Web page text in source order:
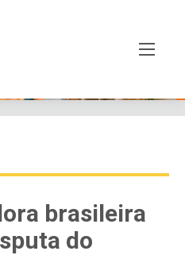
brasileira
do